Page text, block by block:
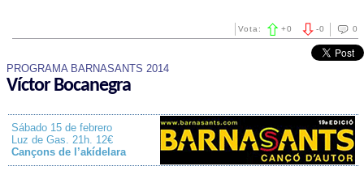
0
-0
Vota: +0
PROGRAMA BARNASANTS 2014
Víctor Bocanegra
Sábado 15 de febrero
Luz de Gas. 21h. 12€
Cançons de l’akídelara